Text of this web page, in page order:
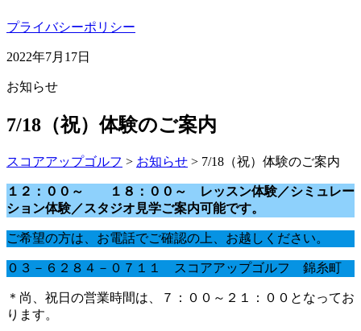
プライバシーポリシー
2022年7月17日
お知らせ
7/18（祝）体験のご案内
スコアアップゴルフ > お知らせ > 7/18（祝）体験のご案内
１２：００～ １８：００～ レッスン体験／シミュレー
ション体験／スタジオ見学ご案内可能です。
ご希望の方は、お電話でご確認の上、お越しください。
０３－６２８４－０７１１ スコアアップゴルフ 錦糸町
＊尚、祝日の営業時間は、７：００～２１：００となってお
ります。